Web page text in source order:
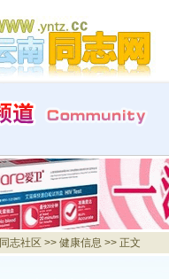
同志社区 >> 健康信息 >> 正文